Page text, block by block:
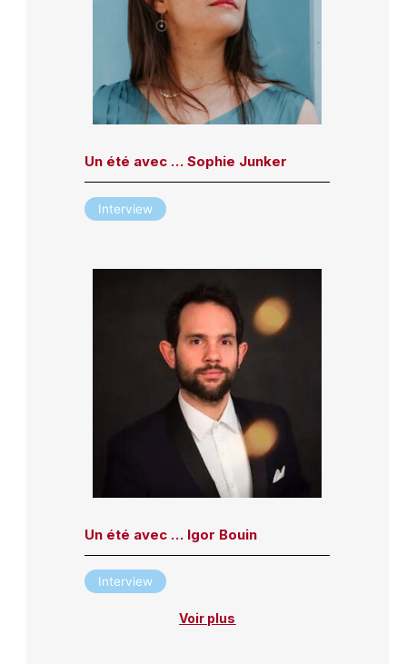
Un été avec … Sophie Junker
Interview
Un été avec … Igor Bouin
Interview
Voir plus